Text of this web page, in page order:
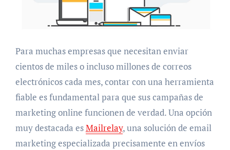
Para muchas empresas que necesitan enviar
cientos de miles o incluso millones de correos
electrónicos cada mes, contar con una herramienta
fiable es fundamental para que sus campañas de
marketing online funcionen de verdad. Una opción
muy destacada esMailrelay, una solución de email
marketing especializada precisamente en envíos